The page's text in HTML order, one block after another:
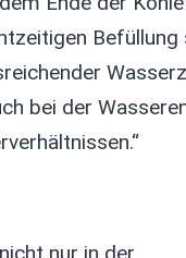
Befüllung
bei der